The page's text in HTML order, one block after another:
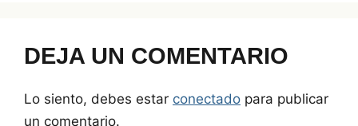
DEJA UN COMENTARIO
Lo siento, debes estar conectado para publicar
un comentario.